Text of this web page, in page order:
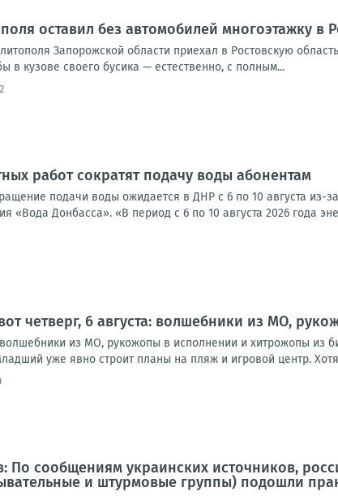
оставил без автомобилей многоэтажку в
Запорожской области приехал в Ростовскую
в кузове своего бусика — естественно, с полным...
работ сократят подачу воды абонентам
подачи воды ожидается в ДНР с 6 по 10 августа из-
«Вода Донбасса». «В период с 6 по 10 августа 2026 года
четверг, 6 августа: волшебники из МО,
волшебники из МО, рукожопы в исполнении и хитрожопы из
уже явно строит планы на пляж и игровой центр.
По сообщениям украинских источников,
и штурмовые группы) подошли